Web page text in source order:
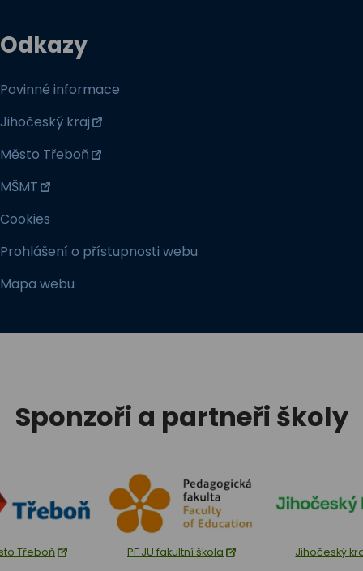
Odkazy
Povinné informace
Jihočeský kraj
Město Třeboň
MŠMT
Cookies
Prohlášení o přístupnosti webu
Mapa webu
Sponzoři a partneři školy
Třeboň PF JU fakultní škola Jihočeský